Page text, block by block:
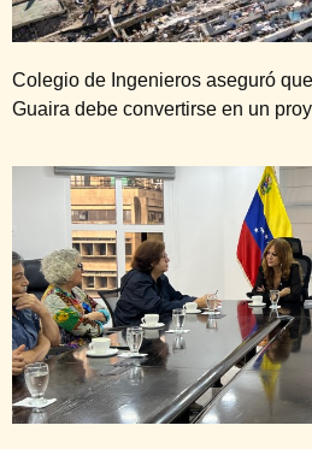
Colegio de Ingenieros aseguró
Guaira debe convertirse en un